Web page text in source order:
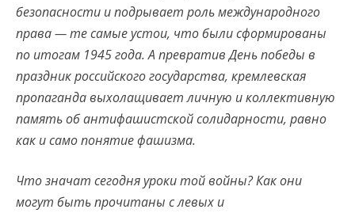
безопасности и подрывает роль международного
права — те самые устои, что были сформированы
по итогам 1945 года. А превратив День победы в
праздник российского государства, кремлевская
пропаганда выхолащивает личную и коллективную
память об антифашистской солидарности, равно
как и само понятие фашизма.
Что значат сегодня уроки той войны? Как они
могут быть прочитаны с левых и